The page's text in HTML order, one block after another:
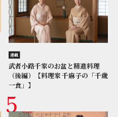
連載
武者小路千家のお盆と精進料理
（後編）【料理家 千麻子の「千歳
一食」】